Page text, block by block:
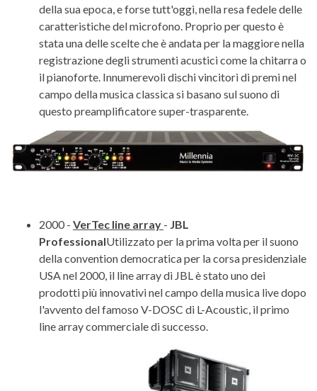
della sua epoca, e forse tutt'oggi, nella resa fedele delle
caratteristiche del microfono. Proprio per questo è
stata una delle scelte che è andata per la maggiore nella
registrazione degli strumenti acustici come la chitarra o
il pianoforte. Innumerevoli dischi vincitori di premi nel
campo della musica classica si basano sul suono di
questo preamplificatore super-trasparente.
2000 - VerTec line array - JBL
ProfessionalUtilizzato per la prima volta per il suono
della convention democratica per la corsa presidenziale
USA nel 2000, il line array di JBL è stato uno dei
prodotti più innovativi nel campo della musica live dopo
l'avvento del famoso V-DOSC di L-Acoustic, il primo
line array commerciale di successo.